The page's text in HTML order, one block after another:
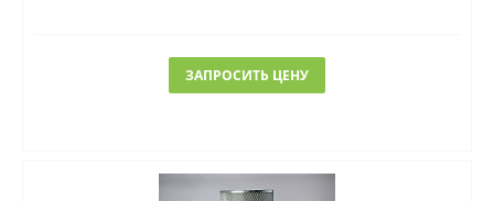
ЗАПРОСИТЬ ЦЕНУ